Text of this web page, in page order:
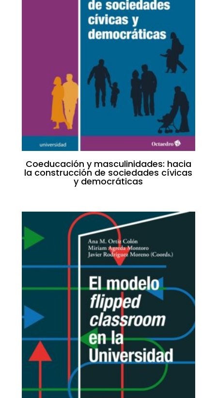
Coeducación y masculinidades: hacia
la construcción de sociedades cívicas
y democráticas